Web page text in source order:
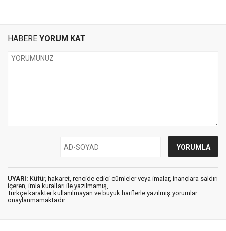
HABERE YORUM KAT
UYARI: Küfür, hakaret, rencide edici cümleler veya imalar, inançlara saldırı
içeren, imla kuralları ile yazılmamış,
Türkçe karakter kullanılmayan ve büyük harflerle yazılmış yorumlar
onaylanmamaktadır.